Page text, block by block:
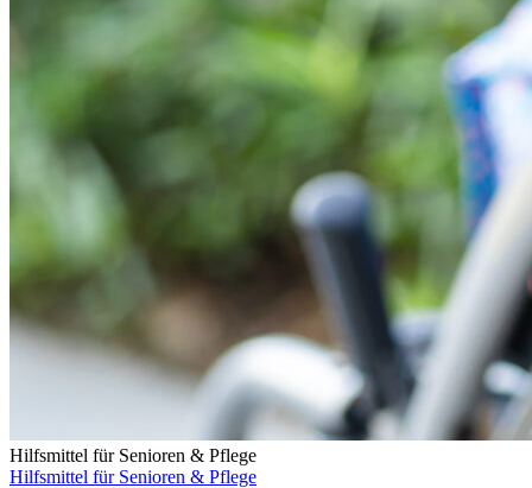
Hilfsmittel für Senioren & Pflege
Hilfsmittel für Senioren & Pflege